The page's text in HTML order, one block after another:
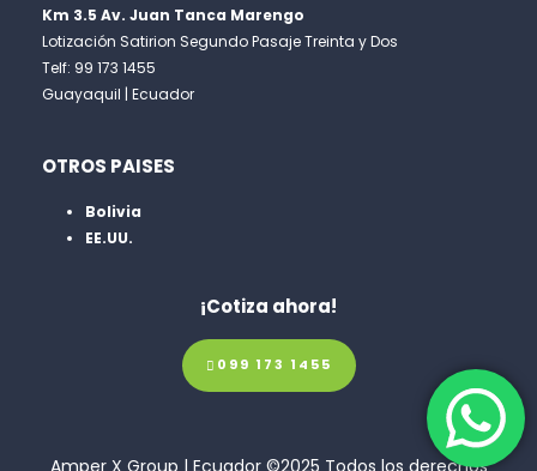
Km 3.5 Av. Juan Tanca Marengo
Lotización Satirion Segundo Pasaje Treinta y Dos
Telf: 99 173 1455
Guayaquil | Ecuador
OTROS PAISES
Bolivia
EE.UU.
¡Cotiza ahora!
099 173 1455
Amper X Group | Ecuador ©2025 Todos los derechos